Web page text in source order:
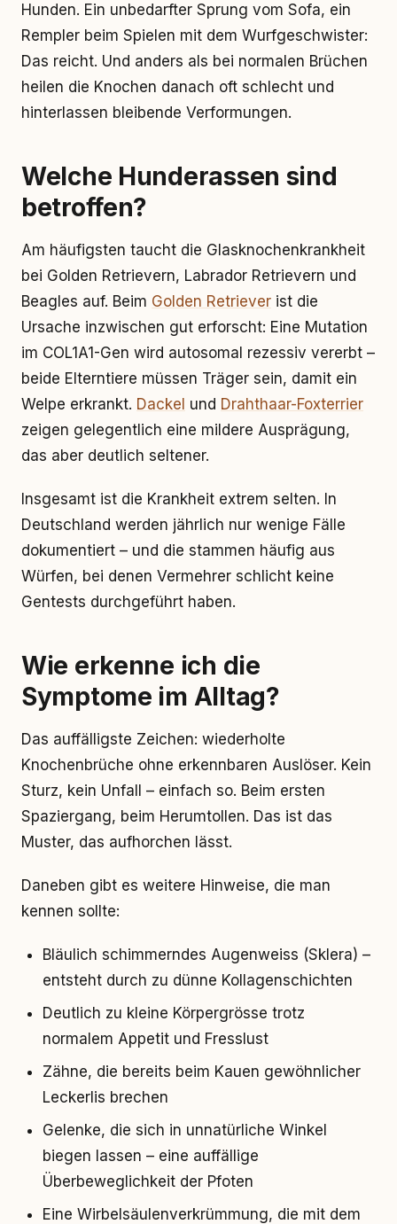
Hunden. Ein unbedarfter Sprung vom Sofa, ein
Rempler beim Spielen mit dem Wurfgeschwister:
Das reicht. Und anders als bei normalen Brüchen
heilen die Knochen danach oft schlecht und
hinterlassen bleibende Verformungen.
Welche Hunderassen sind
betroffen?
Am häufigsten taucht die Glasknochenkrankheit
bei Golden Retrievern, Labrador Retrievern und
Beagles auf. Beim Golden Retriever ist die
Ursache inzwischen gut erforscht: Eine Mutation
im COL1A1-Gen wird autosomal rezessiv vererbt –
beide Elterntiere müssen Träger sein, damit ein
Welpe erkrankt. Dackel und Drahthaar-Foxterrier
zeigen gelegentlich eine mildere Ausprägung,
das aber deutlich seltener.
Insgesamt ist die Krankheit extrem selten. In
Deutschland werden jährlich nur wenige Fälle
dokumentiert – und die stammen häufig aus
Würfen, bei denen Vermehrer schlicht keine
Gentests durchgeführt haben.
Wie erkenne ich die
Symptome im Alltag?
Das auffälligste Zeichen: wiederholte
Knochenbrüche ohne erkennbaren Auslöser. Kein
Sturz, kein Unfall – einfach so. Beim ersten
Spaziergang, beim Herumtollen. Das ist das
Muster, das aufhorchen lässt.
Daneben gibt es weitere Hinweise, die man
kennen sollte:
Bläulich schimmerndes Augenweiss (Sklera) –
entsteht durch zu dünne Kollagenschichten
Deutlich zu kleine Körpergrösse trotz
normalem Appetit und Fresslust
Zähne, die bereits beim Kauen gewöhnlicher
Leckerlis brechen
Gelenke, die sich in unnatürliche Winkel
biegen lassen – eine auffällige
Überbeweglichkeit der Pfoten
Eine Wirbelsäulenverkrümmung, die mit dem